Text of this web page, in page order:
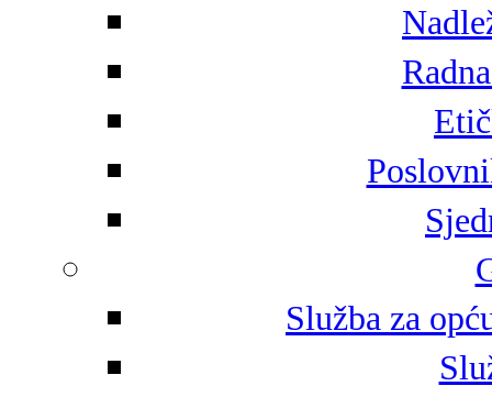
Služba za